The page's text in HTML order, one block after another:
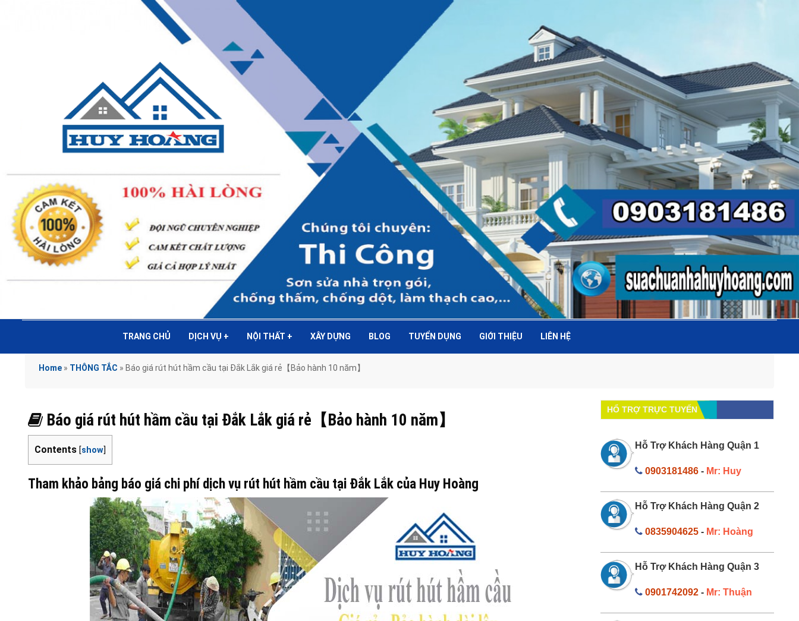
TRANG CHỦ DỊCH VỤ + NỘI THẤT + XÂY DỰNG BLOG TUYỂN DỤNG GIỚI THIỆU LIÊN HỆ
Home » THÔNG TẮC » Báo giá rút hút hầm cầu tại Đắk Lắk giá rẻ【Bảo hành 10 năm】
Báo giá rút hút hầm cầu tại Đắk Lắk giá rẻ【Bảo hành 10 năm】
Contents [show]
Tham khảo bảng báo giá chi phí dịch vụ rút hút hầm cầu tại Đắk Lắk của Huy Hoàng
HỔ TRỢ TRỰC TUYẾN
Hỗ Trợ Khách Hàng Quận 1
0903181486 - Mr: Huy
Hỗ Trợ Khách Hàng Quận 2
0835904625 - Mr: Hoàng
Hỗ Trợ Khách Hàng Quận 3
0901742092 - Mr: Thuận